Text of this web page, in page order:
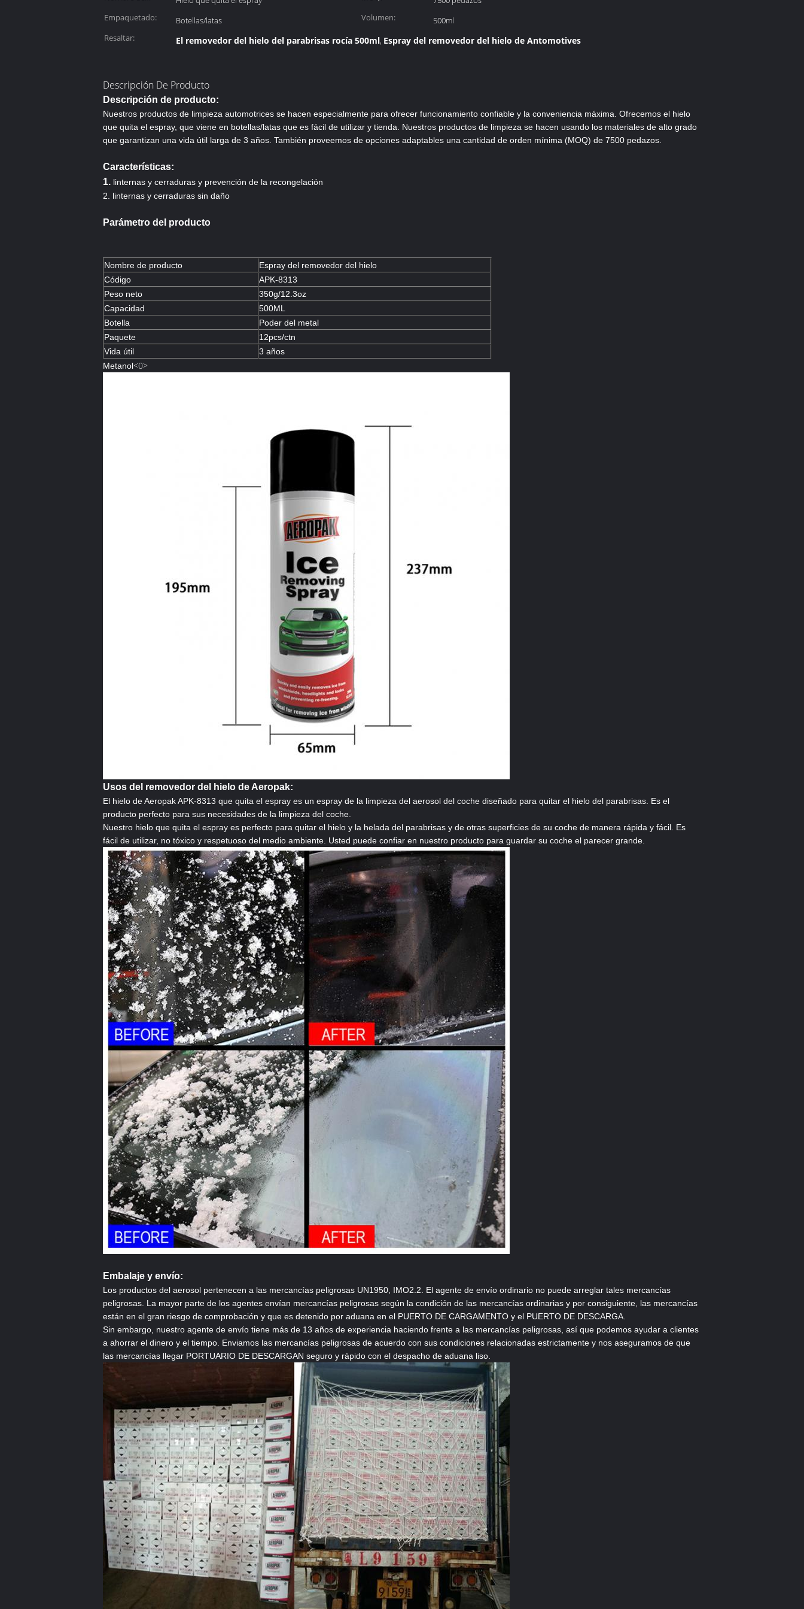
Empaquetado:
Botellas/latas Volumen:
500ml
Resaltar:
El removedor del hielo del parabrisas rocía 500ml, Espray del removedor del hielo de Antomotives
Descripción De Producto
Descripción de producto:
Nuestros productos de limpieza automotrices se hacen especialmente para ofrecer funcionamiento confiable y la conveniencia máxima. Ofrecemos el hielo
que quita el espray, que viene en botellas/latas que es fácil de utilizar y tienda. Nuestros productos de limpieza se hacen usando los materiales de alto grado
que garantizan una vida útil larga de 3 años. También proveemos de opciones adaptables una cantidad de orden mínima (MOQ) de 7500 pedazos.
Características:
1. linternas y cerraduras y prevención de la recongelación
2. linternas y cerraduras sin daño
Parámetro del producto
Nombre de producto
Espray del removedor del hielo
Código
APK-8313
Peso neto
350g/12.3oz
Capacidad
500ML
Botella
Poder del metal
Paquete
12pcs/ctn
Vida útil
3 años
Metanol<0>
Usos del removedor del hielo de Aeropak:
El hielo de Aeropak APK-8313 que quita el espray es un espray de la limpieza del aerosol del coche diseñado para quitar el hielo del parabrisas. Es el
producto perfecto para sus necesidades de la limpieza del coche.
Nuestro hielo que quita el espray es perfecto para quitar el hielo y la helada del parabrisas y de otras superficies de su coche de manera rápida y fácil. Es
fácil de utilizar, no tóxico y respetuoso del medio ambiente. Usted puede confiar en nuestro producto para guardar su coche el parecer grande.
Embalaje y envío:
Los productos del aerosol pertenecen a las mercancías peligrosas UN1950, IMO2.2. El agente de envío ordinario no puede arreglar tales mercancías
peligrosas. La mayor parte de los agentes envían mercancías peligrosas según la condición de las mercancías ordinarias y por consiguiente, las mercancías
están en el gran riesgo de comprobación y que es detenido por aduana en el PUERTO DE CARGAMENTO y el PUERTO DE DESCARGA.
Sin embargo, nuestro agente de envío tiene más de 13 años de experiencia haciendo frente a las mercancías peligrosas, así que podemos ayudar a clientes
a ahorrar el dinero y el tiempo. Enviamos las mercancías peligrosas de acuerdo con sus condiciones relacionadas estrictamente y nos aseguramos de que
las mercancías llegar PORTUARIO DE DESCARGAN seguro y rápido con el despacho de aduana liso.